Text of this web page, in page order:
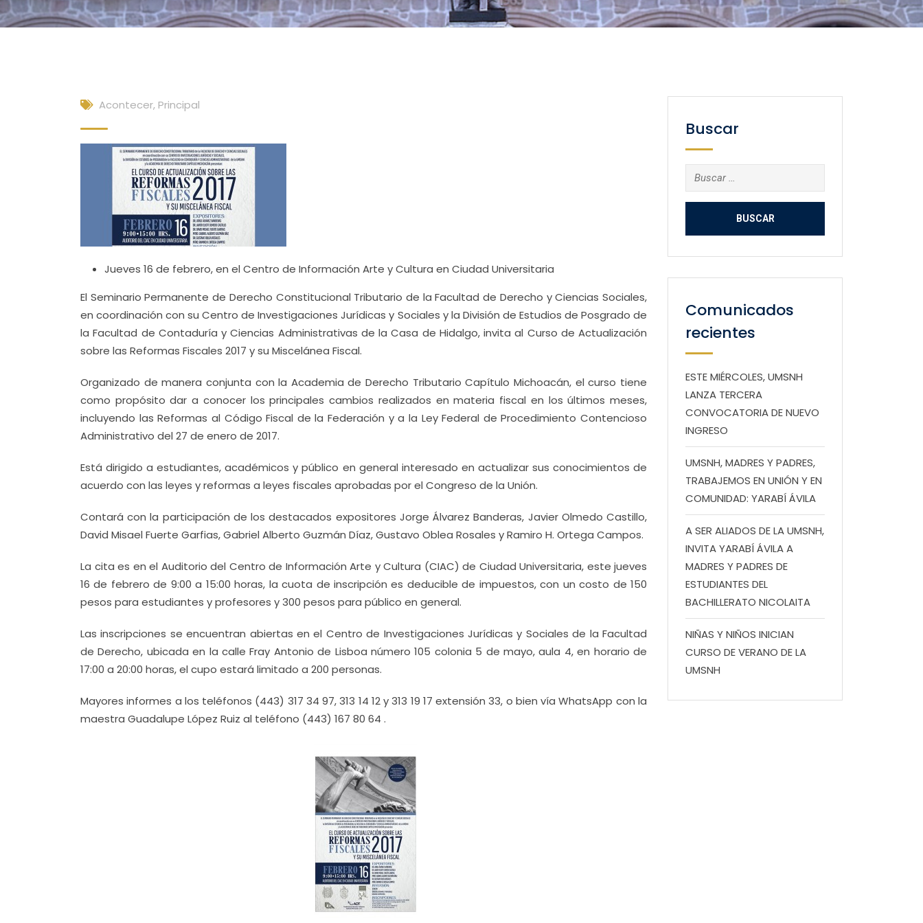
Acontecer, Principal
Jueves 16 de febrero, en el Centro de Información Arte y Cultura en Ciudad Universitaria
El Seminario Permanente de Derecho Constitucional Tributario de la Facultad de Derecho y Ciencias Sociales,
en coordinación con su Centro de Investigaciones Jurídicas y Sociales y la División de Estudios de Posgrado de
la Facultad de Contaduría y Ciencias Administrativas de la Casa de Hidalgo, invita al Curso de Actualización
sobre las Reformas Fiscales 2017 y su Miscelánea Fiscal.
Organizado de manera conjunta con la Academia de Derecho Tributario Capítulo Michoacán, el curso tiene
como propósito dar a conocer los principales cambios realizados en materia fiscal en los últimos meses,
incluyendo las Reformas al Código Fiscal de la Federación y a la Ley Federal de Procedimiento Contencioso
Administrativo del 27 de enero de 2017.
Está dirigido a estudiantes, académicos y público en general interesado en actualizar sus conocimientos de
acuerdo con las leyes y reformas a leyes fiscales aprobadas por el Congreso de la Unión.
Contará con la participación de los destacados expositores Jorge Álvarez Banderas, Javier Olmedo Castillo,
David Misael Fuerte Garfias, Gabriel Alberto Guzmán Díaz, Gustavo Oblea Rosales y Ramiro H. Ortega Campos.
La cita es en el Auditorio del Centro de Información Arte y Cultura (CIAC) de Ciudad Universitaria, este jueves
16 de febrero de 9:00 a 15:00 horas, la cuota de inscripción es deducible de impuestos, con un costo de 150
pesos para estudiantes y profesores y 300 pesos para público en general.
Las inscripciones se encuentran abiertas en el Centro de Investigaciones Jurídicas y Sociales de la Facultad
de Derecho, ubicada en la calle Fray Antonio de Lisboa número 105 colonia 5 de mayo, aula 4, en horario de
17:00 a 20:00 horas, el cupo estará limitado a 200 personas.
Mayores informes a los teléfonos (443) 317 34 97, 313 14 12 y 313 19 17 extensión 33, o bien vía WhatsApp con la
maestra Guadalupe López Ruiz al teléfono (443) 167 80 64 .
Buscar
Buscar:
Comunicados
recientes
ESTE MIÉRCOLES, UMSNH
LANZA TERCERA
CONVOCATORIA DE NUEVO
INGRESO
UMSNH, MADRES Y PADRES,
TRABAJEMOS EN UNIÓN Y EN
COMUNIDAD: YARABÍ ÁVILA
A SER ALIADOS DE LA UMSNH,
INVITA YARABÍ ÁVILA A
MADRES Y PADRES DE
ESTUDIANTES DEL
BACHILLERATO NICOLAITA
NIÑAS Y NIÑOS INICIAN
CURSO DE VERANO DE LA
UMSNH